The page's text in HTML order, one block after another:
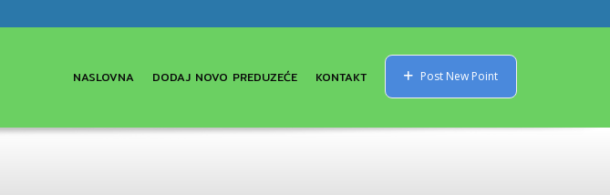
NASLOVNA DODAJ NOVO PREDUZEĆE KONTAKT Post New Point